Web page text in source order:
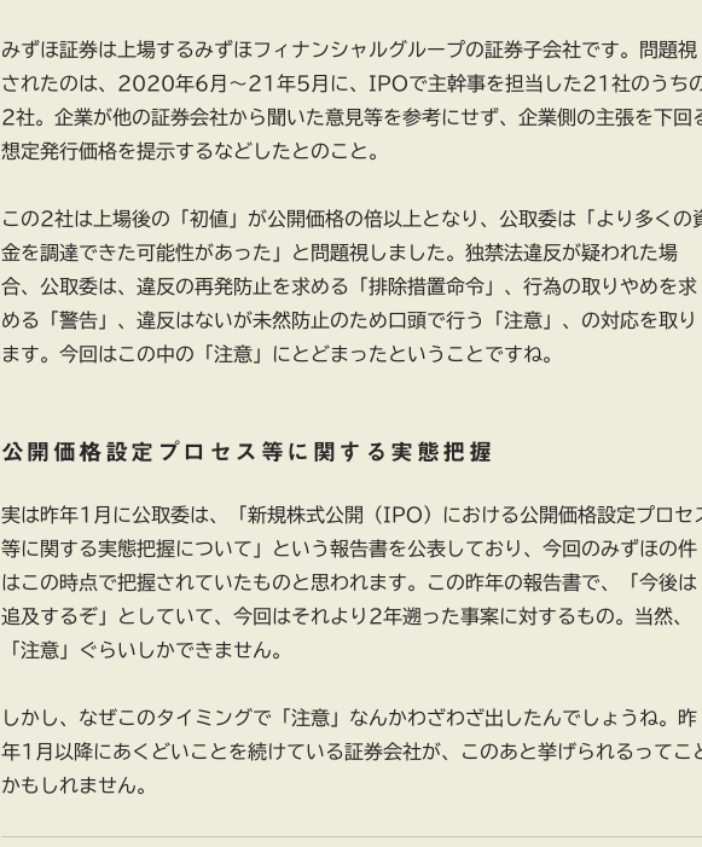
みずほ証券は上場するみずほフィナンシャルグループの証券子会社です。問題視
されたのは、2020年6月～21年5月に、IPOで主幹事を担当した21社のうち
2社。企業が他の証券会社から聞いた意見等を参考にせず、企業側の主張を下回
想定発行価格を提示するなどしたとのこと。
この2社は上場後の「初値」が公開価格の倍以上となり、公取委は「より多くの
金を調達できた可能性があった」と問題視しました。独禁法違反が疑われた場
合、公取委は、違反の再発防止を求める「排除措置命令」、行為の取りやめを求
める「警告」、違反はないが未然防止のため口頭で行う「注意」、の対応を取り
ます。今回はこの中の「注意」にとどまったということですね。
公開価格設定プロセス等に関する実態把握
実は昨年1月に公取委は、「新規株式公開（IPO）における公開価格設定プロセ
等に関する実態把握について」という報告書を公表しており、今回のみずほの件
はこの時点で把握されていたものと思われます。この昨年の報告書で、「今後は
追及するぞ」としていて、今回はそれより2年遡った事案に対するもの。当然、
「注意」ぐらいしかできません。
しかし、なぜこのタイミングで「注意」なんかわざわざ出したんでしょうね。昨
年1月以降にあくどいことを続けている証券会社が、このあと挙げられるってこ
かもしれません。